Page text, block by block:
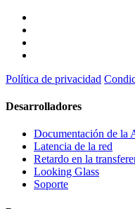
Política de privacidad
Desarrolladores
Documentación de la
Latencia de la red
Retardo en la
Looking Glass
Soporte